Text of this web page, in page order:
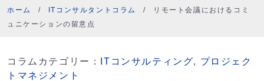
ホーム / ITコンサルタントコラム /
リモート会議におけるコミ
ュニケーションの留意点
コラムカテゴリー： ITコンサルティング, プロジェク
トマネジメント